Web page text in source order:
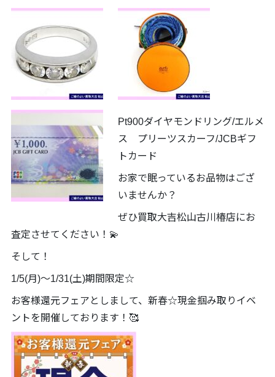
Pt900ダイヤモンドリング/エルメ
ス プリーツスカーフ/JCBギフ
トカード
お家で眠っているお品物はござ
いませんか？
ぜひ買取大吉松山古川椿店にお
査定させてください！💫
そして！
1/5(月)～1/31(土)期間限定☆
お客様還元フェアとしまして、新春☆現金掴み取りイベ
ントを開催しております！🥰